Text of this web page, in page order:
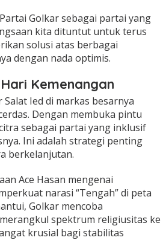
Golkar sebagai partai yang
kita dituntut untuk terus
solusi atas berbagai
dengan nada optimis.
Kemenangan
Ied di markas besarnya
Dengan membuka pintu
sebagai partai yang inklusif
Ini adalah strategi penting
berkelanjutan.
Ace Hasan mengenai
narasi “Tengah” di peta
Golkar mencoba
spektrum religiusitas ke
krusial bagi stabilitas